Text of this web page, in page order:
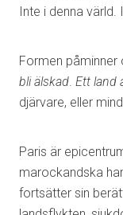
Inte i denna värld.
Formen påminner
bli älskad. Ett land
djärvare, eller
Paris är
marockandska
fortsätter sin